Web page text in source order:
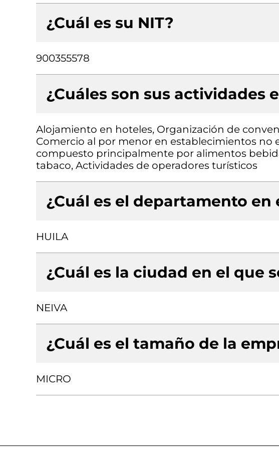
¿Cuál es su NIT?
900355578
¿Cuáles son sus actividades
Alojamiento en hoteles, Organización de
Comercio al por menor en establecimientos no
compuesto principalmente por alimentos
tabaco, Actividades de operadores turísticos
¿Cuál es el departamento en
HUILA
¿Cuál es la ciudad en el que
NEIVA
¿Cuál es el tamaño de la
MICRO